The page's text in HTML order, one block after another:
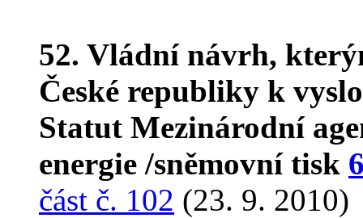
52. Vládní návrh,
České republiky k
Statut Mezinárodní
energie /sněmovní tisk
část č. 102 (23. 9. 2010)